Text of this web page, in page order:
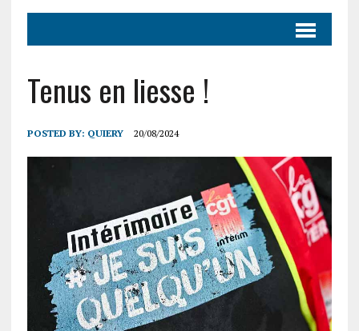
Tenus en liesse !
POSTED BY: QUIERY 20/08/2024